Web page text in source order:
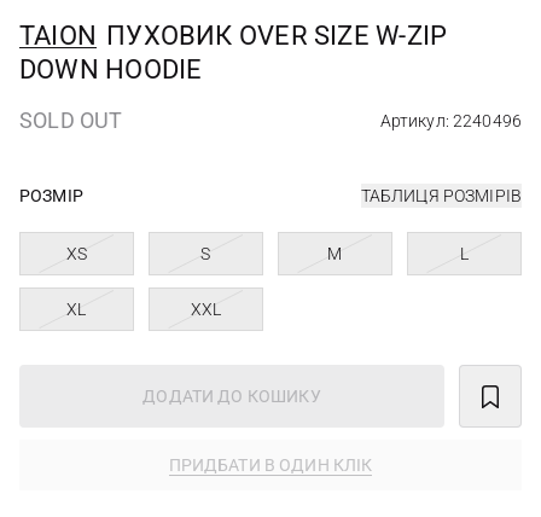
TAION ПУХОВИК OVER SIZE W-ZIP
DOWN HOODIE
SOLD OUT Артикул: 2240496
РОЗМІР ТАБЛИЦЯ РОЗМІРІВ
XS S M L
XL XXL
ДОДАТИ ДО КОШИКУ
ПРИДБАТИ В ОДИН КЛІК